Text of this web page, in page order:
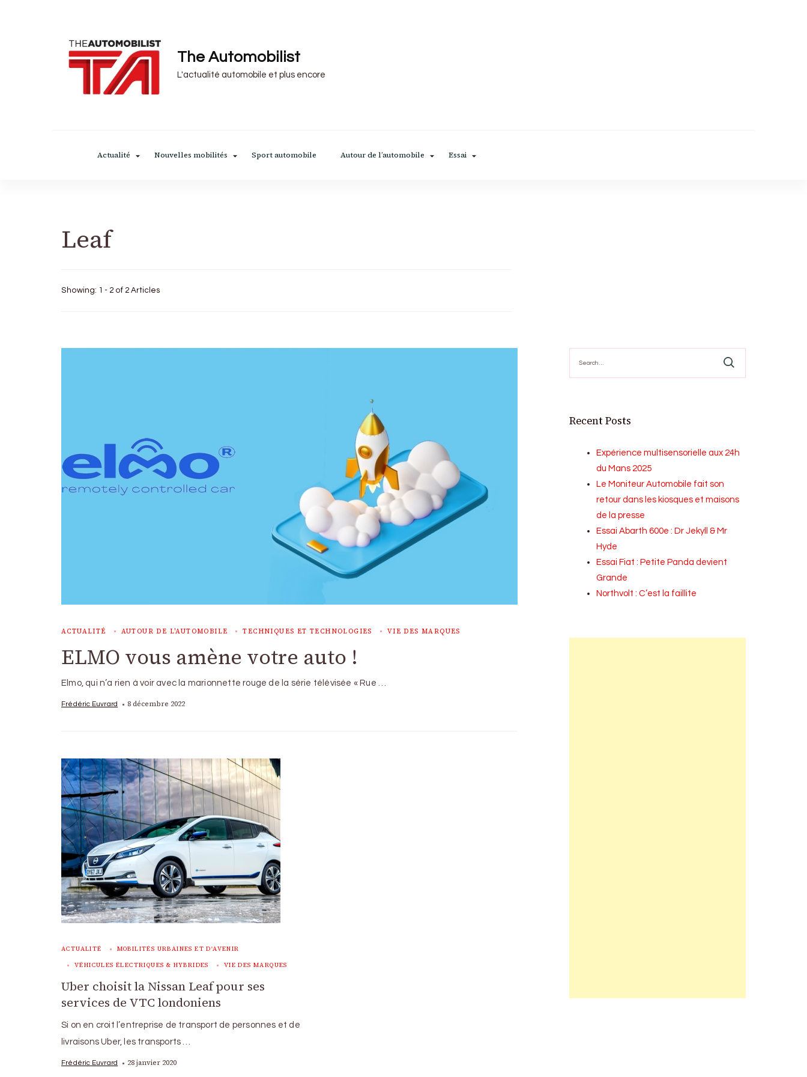
The Automobilist
L'actualité automobile et plus encore
Actualité Nouvelles mobilités Sport automobile Autour de l’automobile Essai
Leaf
Showing: 1 - 2 of 2 Articles
ACTUALITÉ AUTOUR DE L'AUTOMOBILE TECHNIQUES ET TECHNOLOGIES VIE DES MARQUES
ELMO vous amène votre auto !
Elmo, qui n’a rien à voir avec la marionnette rouge de la série télévisée « Rue …
Frédéric Euvrard 8 décembre 2022
ACTUALITÉ MOBILITÉS URBAINES ET D'AVENIR
VÉHICULES ÉLECTRIQUES & HYBRIDES VIE DES MARQUES
Uber choisit la Nissan Leaf pour ses
services de VTC londoniens
Si on en croit l’entreprise de transport de personnes et de
livraisons Uber, les transports …
Frédéric Euvrard 28 janvier 2020
for:
Recent Posts
Expérience multisensorielle aux 24h
du Mans 2025
Le Moniteur Automobile fait son
retour dans les kiosques et maisons
de la presse
Essai Abarth 600e : Dr Jekyll & Mr
Hyde
Essai Fiat : Petite Panda devient
Grande
Northvolt : C’est la faillite